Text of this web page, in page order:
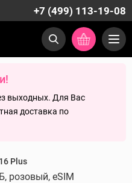
+7 (499) 113-19-08
выходных. Для Вас
доставка по
Plus
розовый, eSIM